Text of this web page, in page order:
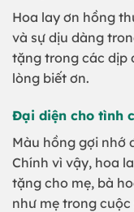
Hoa lay ơn hồng
và sự dịu dàng
tặng trong các dịp
lòng biết ơn.
Đại diện cho tình
Màu hồng gợi nhớ
Chính vì vậy, hoa
tặng cho mẹ, bà
như mẹ trong